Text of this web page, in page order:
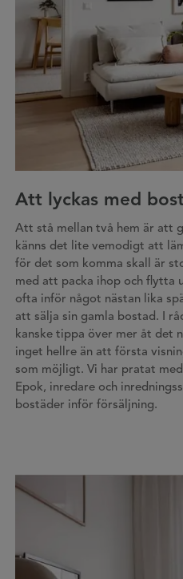
Att lyckas med
Att stå mellan två hem är att
känns det lite vemodigt att
för det som komma skall är
med att packa ihop och flytta
ofta inför något nästan lika
att sälja sin gamla bostad. I
kanske tippa över mer åt det
inget hellre än att första
som möjligt. Vi har pratat
Epok, inredare och
bostäder inför försäljning.